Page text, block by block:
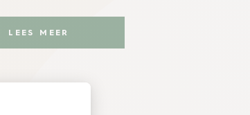
LEES MEER